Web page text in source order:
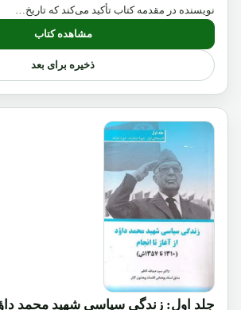
نویسنده در مقدمه کتاب تأکید می‌کند که تاریخ…
مشاهده کتاب
ذخیره برای بعد
جلد اول: زندگی سیاسی شهید محمد داؤد